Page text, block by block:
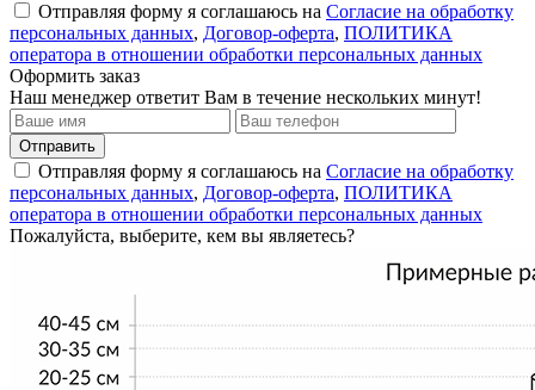
Отправляя форму я соглашаюсь на Согласие на обработку
персональных данных, Договор-оферта, ПОЛИТИКА
оператора в отношении обработки персональных данных
Оформить заказ
Наш менеджер ответит Вам в течение нескольких минут!
Отправить
Отправляя форму я соглашаюсь на Согласие на обработку
персональных данных, Договор-оферта, ПОЛИТИКА
оператора в отношении обработки персональных данных
Пожалуйста, выберите, кем вы являетесь?